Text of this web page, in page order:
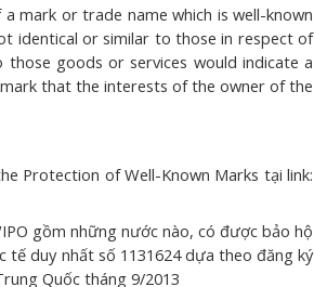
mark or trade name which is well-known
identical or similar to those in respect of
goods or services would indicate a
that the interests of the owner of the
Protection of Well-Known Marks tại link:
gồm những nước nào, có được bảo hộ
tế duy nhất số 1131624 dựa theo đăng ký
Quốc tháng 9/2013